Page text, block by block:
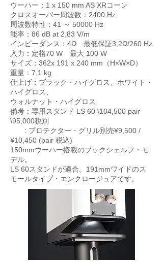
ウーハー：1 x 150 mm AS XRコーン
クロスオーバー周波数：2400 Hz
周波数特性：41 ～ 50000 Hz
能率：86 dB at 2,83 V/m
インピーダンス：4Ω 最低保証3,2Ω/260 Hz
入力：定格70 W 最大 100 W
サイズ：362x 191 x 240 mm（H×W×D）
重量：7,1 kg
仕上げ：ブラック・ハイグロス、ホワイト・
ハイグロス、
ウォルナット・ハイグロス
備考：専用スタンド LS 60 \104,500 pair
\95,000税別
: プロテクター・グリル別売¥9,500 /
¥10,450 (pair 税込)
150mmウーハー搭載のブックシェルフ・モ
デル。
LS 60スタンドが適合。191mmワイドのス
モールタイプ・エンクロージュアです。